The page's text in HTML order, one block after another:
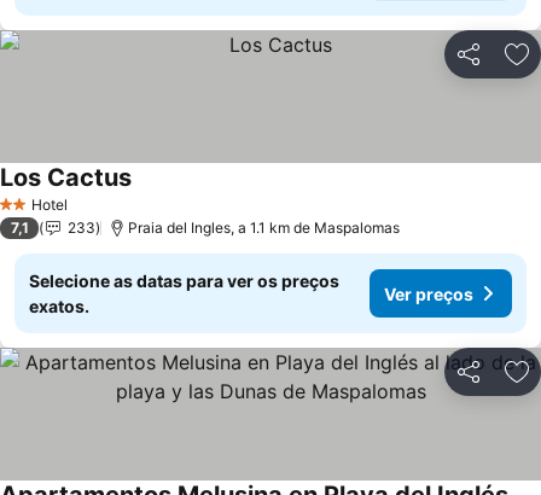
Partilhar
2 Estrelas
Hotel
Los CactusVer preços
7,1 233 Praia del Ingles, a 1.1 km de Maspalomas
Selecione as datas para ver os preços
exatos.
Ver preços
Partilhar